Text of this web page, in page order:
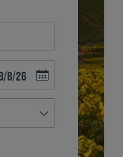
and select a date.
backward to interact with the